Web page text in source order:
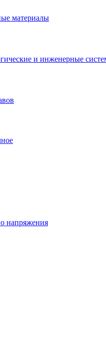
материалы
и инженерные
напряжения